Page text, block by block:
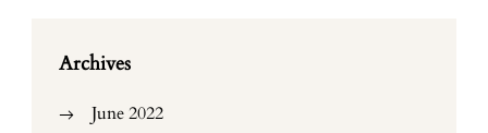
Archives
June 2022